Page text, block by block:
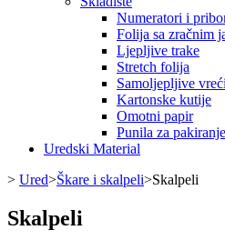
Numeratori i
Folija sa zračnim
Ljepljive trake
Stretch folija
Samoljepljive
Kartonske kutije
Omotni papir
Punila za pakiranje
Uredski Material
> Ured>Škare i skalpeli>Skalpeli
Skalpeli